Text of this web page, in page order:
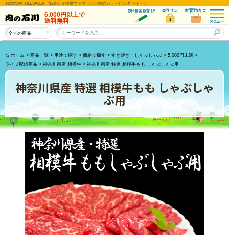
お肉のWHOLESALER（卸売）が提供するブランド肉のショッピングサイト！
6,000円以上で
送料無料
ホーム > 商品一覧 > 用途で探す > 価格で探す > すき焼き・しゃぶしゃぶ > 5,000円未満 >
ライブ配信商品 > 神奈川県産 相模牛 > 神奈川県産 特選 相模牛もも しゃぶしゃぶ用
神奈川県産 特選 相模牛もも しゃぶしゃ
ぶ用